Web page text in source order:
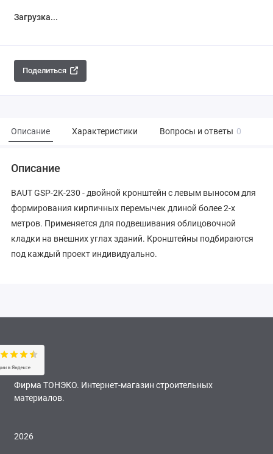
Загрузка...
Поделиться
Описание Характеристики Вопросы и ответы 0
Описание
BAUT GSP-2K-230 - двойной кронштейн с левым выносом для
формирования кирпичных перемычек длиной более 2-х
метров. Применяется для подвешивания облицовочной
кладки на внешних углах зданий. Кронштейны подбираются
под каждый проект индивидуально.
Фирма ТОНЭКО. Интернет-магазин строительных
материалов.
2026